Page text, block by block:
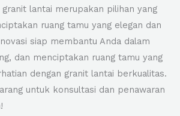
lantai merupakan pilihan yang
ruang tamu yang elegan dan
siap membantu Anda dalam
dan menciptakan ruang tamu yang
dengan granit lantai berkualitas.
untuk konsultasi dan penawaran